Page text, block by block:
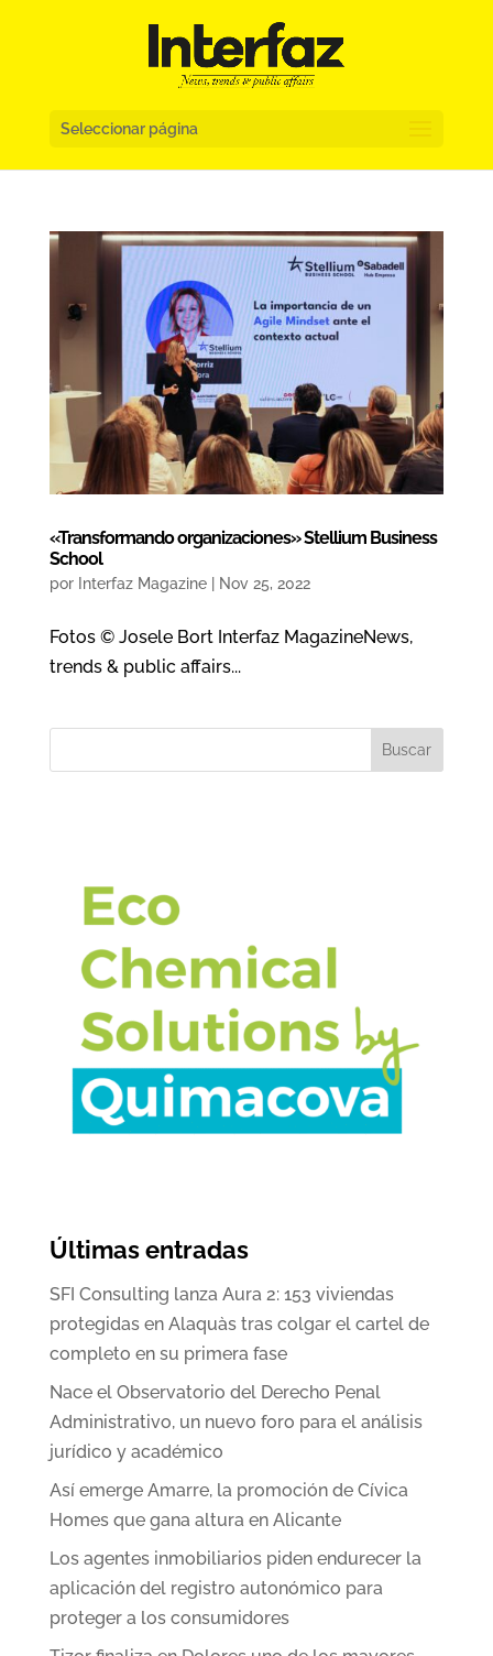
Seleccionar página
«Transformando organizaciones» Stellium Business
School
por Interfaz Magazine| Nov 25, 2022
Fotos © Josele Bort Interfaz MagazineNews,
trends & public affairs...
Buscar
Últimas entradas
SFI Consulting lanza Aura 2: 153 viviendas
protegidas en Alaquàs tras colgar el cartel de
completo en su primera fase
Nace el Observatorio del Derecho Penal
Administrativo, un nuevo foro para el análisis
jurídico y académico
Así emerge Amarre, la promoción de Cívica
Homes que gana altura en Alicante
Los agentes inmobiliarios piden endurecer la
aplicación del registro autonómico para
proteger a los consumidores